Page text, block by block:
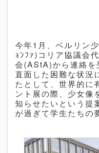
今年1 月、ベルリン
ｮﾝﾌｧ) コリア協議会
会(AStA)から連絡
直面した困難な状況
たとして、世界的
ント展の際、少女像
知らせたいという提
が過ぎて学生たちの